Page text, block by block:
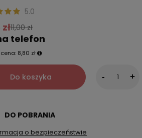
5.0
11,00 zł
telefon
8,80 zł
Do koszyka - +
DO POBRANIA
o bezpieczeństwie